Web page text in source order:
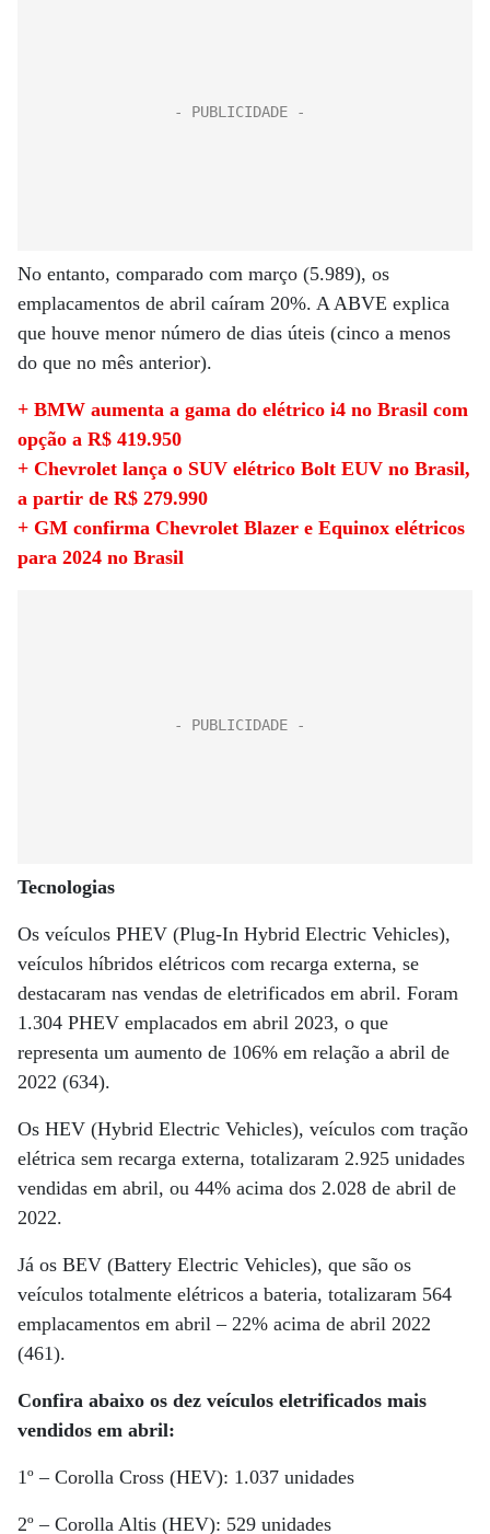
No entanto, comparado com março (5.989), os
emplacamentos de abril caíram 20%. A ABVE explica
que houve menor número de dias úteis (cinco a menos
do que no mês anterior).
+ BMW aumenta a gama do elétrico i4 no Brasil com
opção a R$ 419.950
+ Chevrolet lança o SUV elétrico Bolt EUV no Brasil,
a partir de R$ 279.990
+ GM confirma Chevrolet Blazer e Equinox elétricos
para 2024 no Brasil
Tecnologias
Os veículos PHEV (Plug-In Hybrid Electric Vehicles),
veículos híbridos elétricos com recarga externa, se
destacaram nas vendas de eletrificados em abril. Foram
1.304 PHEV emplacados em abril 2023, o que
representa um aumento de 106% em relação a abril de
2022 (634).
Os HEV (Hybrid Electric Vehicles), veículos com tração
elétrica sem recarga externa, totalizaram 2.925 unidades
vendidas em abril, ou 44% acima dos 2.028 de abril de
2022.
Já os BEV (Battery Electric Vehicles), que são os
veículos totalmente elétricos a bateria, totalizaram 564
emplacamentos em abril – 22% acima de abril 2022
(461).
Confira abaixo os dez veículos eletrificados mais
vendidos em abril:
1º – Corolla Cross (HEV): 1.037 unidades
2º – Corolla Altis (HEV): 529 unidades